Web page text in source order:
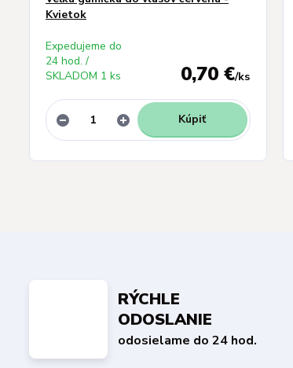
Kvietok
0,70 €/ks
Expedujeme do
24 hod. /
SKLADOM 1 ks
Kúpiť
RÝCHLE
ODOSLANIE
odosielame do 24 hod.